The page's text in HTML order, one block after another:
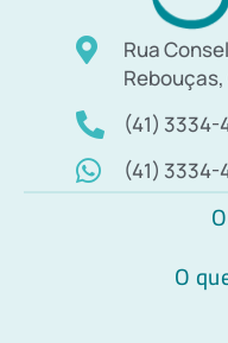
Rua
Rebouças,
(41) 3334-
(41) 3334-
O